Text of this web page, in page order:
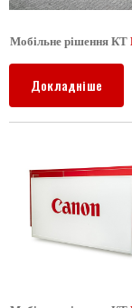
Мобільне рішення КТ
Докладніше